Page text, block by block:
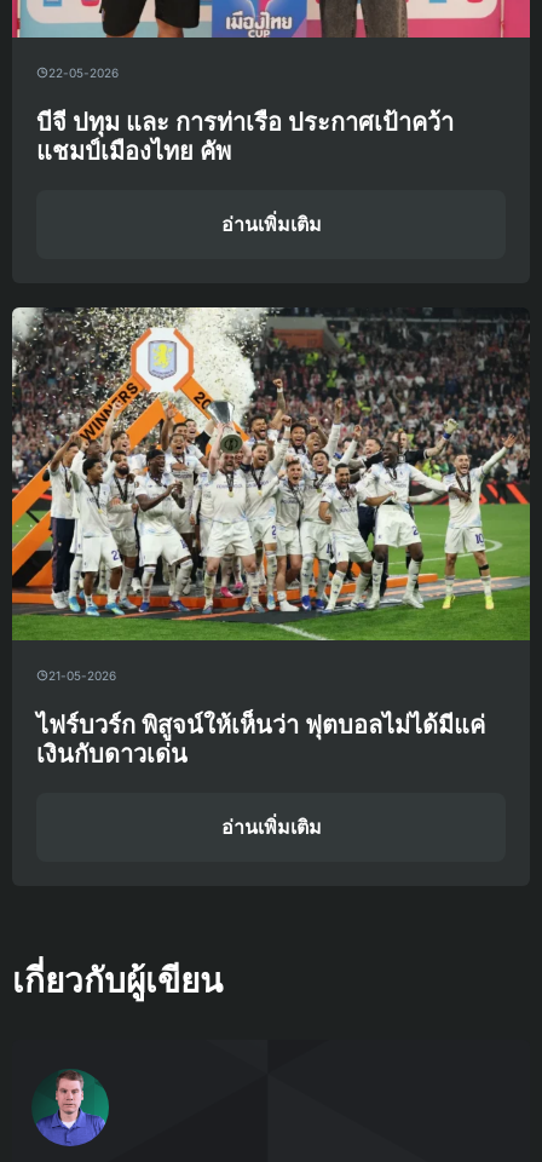
22-05-2026
บีจี ปทุม และ การท่าเรือ ประกาศเป้าคว้า
แชมป์เมืองไทย คัพ
อ่านเพิ่มเติม
21-05-2026
ไฟร์บวร์ก พิสูจน์ให้เห็นว่า ฟุตบอลไม่ได้มีแค่
เงินกับดาวเด่น
อ่านเพิ่มเติม
เกี่ยวกับผู้เขียน